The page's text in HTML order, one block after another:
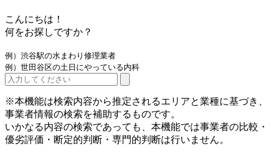
こんにちは！
何をお探しですか？
例）渋谷駅の水まわり修理業者
例）世田谷区の土日にやっている内科
※本機能は検索内容から推定されるエリアと業種に基づき、
事業者情報の検索を補助するものです。
いかなる内容の検索であっても、本機能では事業者の比較・
優劣評価・断定的判断・専門的判断は行いません。